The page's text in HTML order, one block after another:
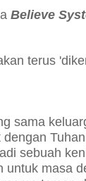
Believe
terus
sama
Tuhan
sebuah
untuk masa